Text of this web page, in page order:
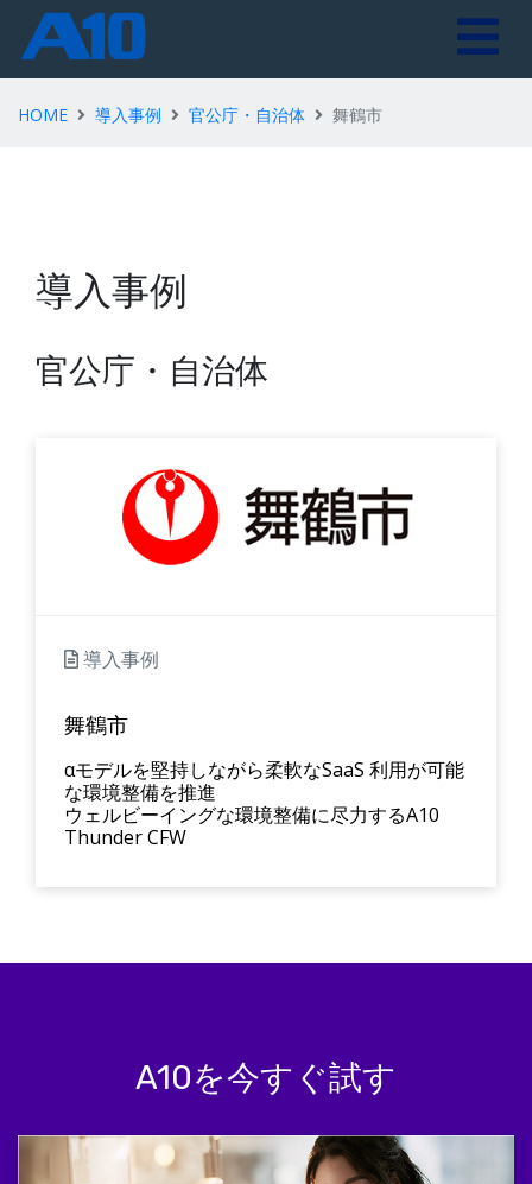
HOME 導入事例 官公庁・自治体 舞鶴市
導入事例
官公庁・自治体
導入事例
舞鶴市
αモデルを堅持しながら柔軟なSaaS 利用が可能
な環境整備を推進
ウェルビーイングな環境整備に尽力するA10
Thunder CFW
A10を今すぐ試す